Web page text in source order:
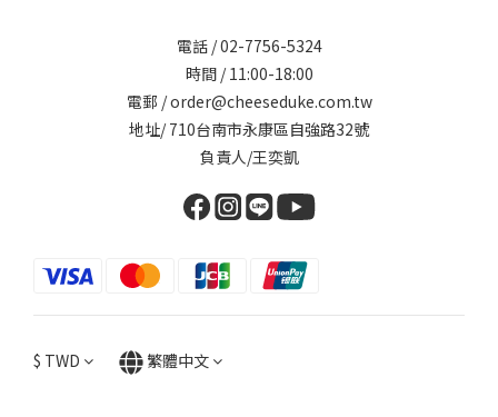
電話 / 02-7756-5324
時間 / 11:00-18:00
電郵 / order@cheeseduke.com.tw
地址/ 710台南市永康區自強路32號
負責人/王奕凱
$ TWD 繁體中文